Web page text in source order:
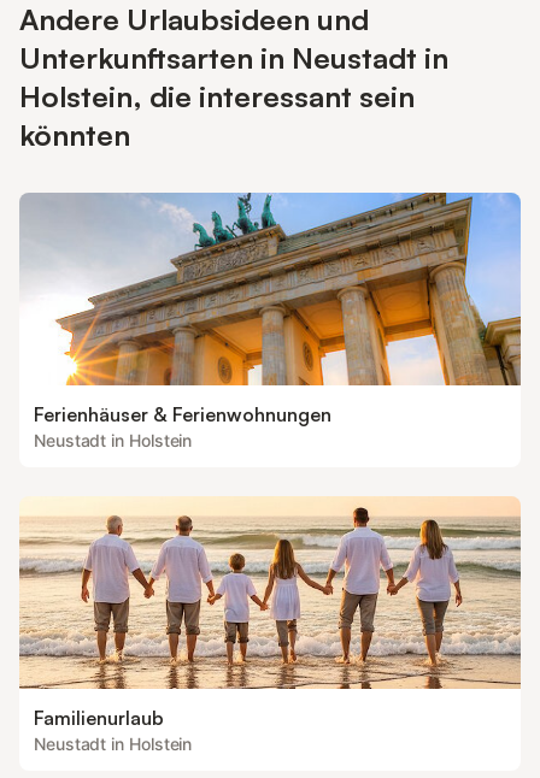
Andere Urlaubsideen und
Unterkunftsarten in Neustadt in
Holstein, die interessant sein
könnten
Ferienhäuser & Ferienwohnungen
Neustadt in Holstein
Familienurlaub
Neustadt in Holstein